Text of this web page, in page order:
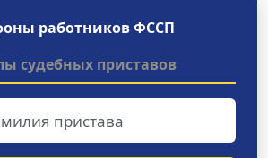
работников ФССП
судебных приставов